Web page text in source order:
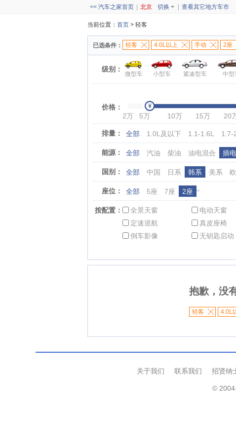
<< 汽车之家首页 北京 切换 查看其它地方车市
当前位置： 首页 > 轻客
已选条件： 轻客 4.0L以上 手动 2座
级别：
微型车 小型车 紧凑型车 中型
价格：
2万 5万 10万 15万 20
排量： 全部 1.0L及以下 1.1-1.6L 1.7-
能源： 全部 汽油 柴油 油电混合 插
国别： 全部 中国 日系 韩系 美系
座位： 全部 5座 7座 2座
按配置： 全景天窗 电动天窗
定速巡航
真皮座椅
倒车影像
无钥匙启动
抱歉，没
轻客 4.0L
关于我们 联系我们 招贤纳
©